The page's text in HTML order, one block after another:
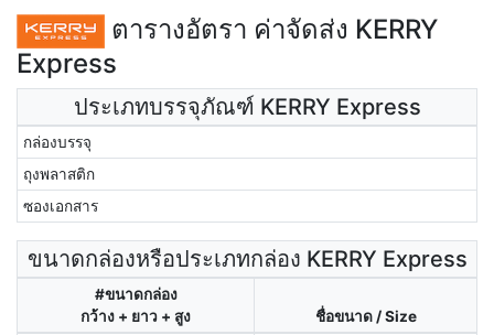
ตารางอัตรา ค่าจัดส่ง KERRY
Express
ประเภทบรรจุภัณฑ์ KERRY Express
กล่องบรรจุ
ถุงพลาสติก
ซองเอกสาร
ขนาดกล่องหรือประเภทกล่อง KERRY Express
#ขนาดกล่อง
กว้าง + ยาว + สูง
ชื่อขนาด / Size